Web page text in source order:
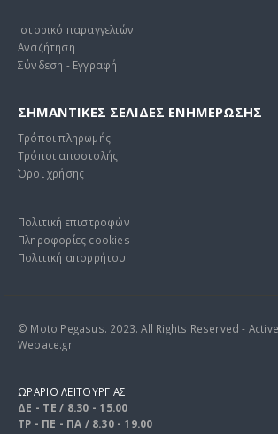
Ιστορικό παραγγελιών
Αναζήτηση
Σύνδεση - Εγγραφή
ΣΗΜΑΝΤΙΚΕΣ ΣΕΛΙΔΕΣ ΕΝΗΜΕΡΩΣΗΣ
Τρόποι πληρωμής
Τρόποι αποστολής
Όροι χρήσης
Πολιτική επιστροφών
Πληροφορίες cookies
Πολιτική απορρήτου
© Moto Pegasus. 2023. All Rights Reserved -
Webace.gr
ΩΡΑΡΙΟ ΛΕΙΤΟΥΡΓΙΑΣ
ΔΕ - ΤΕ / 8.30 - 15.00
ΤΡ - ΠΕ - ΠΑ / 8.30 - 19.00